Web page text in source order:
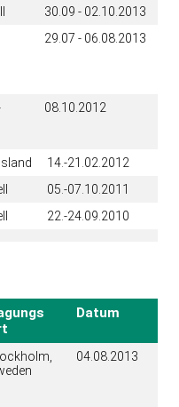
30.09 - 02.10.2013
29.07 - 06.08.2013
08.10.2012
14.-21.02.2012
05.-07.10.2011
22.-24.09.2010
Datum
04.08.2013